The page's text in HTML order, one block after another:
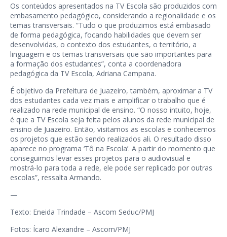
Os conteúdos apresentados na TV Escola são produzidos com
embasamento pedagógico, considerando a regionalidade e os
temas transversais. “Tudo o que produzimos está embasado
de forma pedagógica, focando habilidades que devem ser
desenvolvidas, o contexto dos estudantes, o território, a
linguagem e os temas transversais que são importantes para
a formação dos estudantes”, conta a coordenadora
pedagógica da TV Escola, Adriana Campana.
É objetivo da Prefeitura de Juazeiro, também, aproximar a TV
dos estudantes cada vez mais e amplificar o trabalho que é
realizado na rede municipal de ensino. “O nosso intuito, hoje,
é que a TV Escola seja feita pelos alunos da rede municipal de
ensino de Juazeiro. Então, visitamos as escolas e conhecemos
os projetos que estão sendo realizados ali. O resultado disso
aparece no programa ‘Tô na Escola’. A partir do momento que
conseguimos levar esses projetos para o audiovisual e
mostrá-lo para toda a rede, ele pode ser replicado por outras
escolas”, ressalta Armando.
—
Texto: Eneida Trindade – Ascom Seduc/PMJ
Fotos: Ícaro Alexandre – Ascom/PMJ